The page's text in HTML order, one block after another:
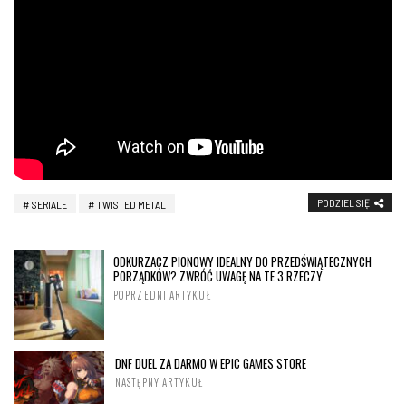
SERIALE TWISTED METAL PODZIEL SIĘ
ODKURZACZ PIONOWY IDEALNY DO PRZEDŚWIĄTECZNYCH
PORZĄDKÓW? ZWRÓĆ UWAGĘ NA TE 3 RZECZY
POPRZEDNI ARTYKUŁ
DNF DUEL ZA DARMO W EPIC GAMES STORE
NASTĘPNY ARTYKUŁ